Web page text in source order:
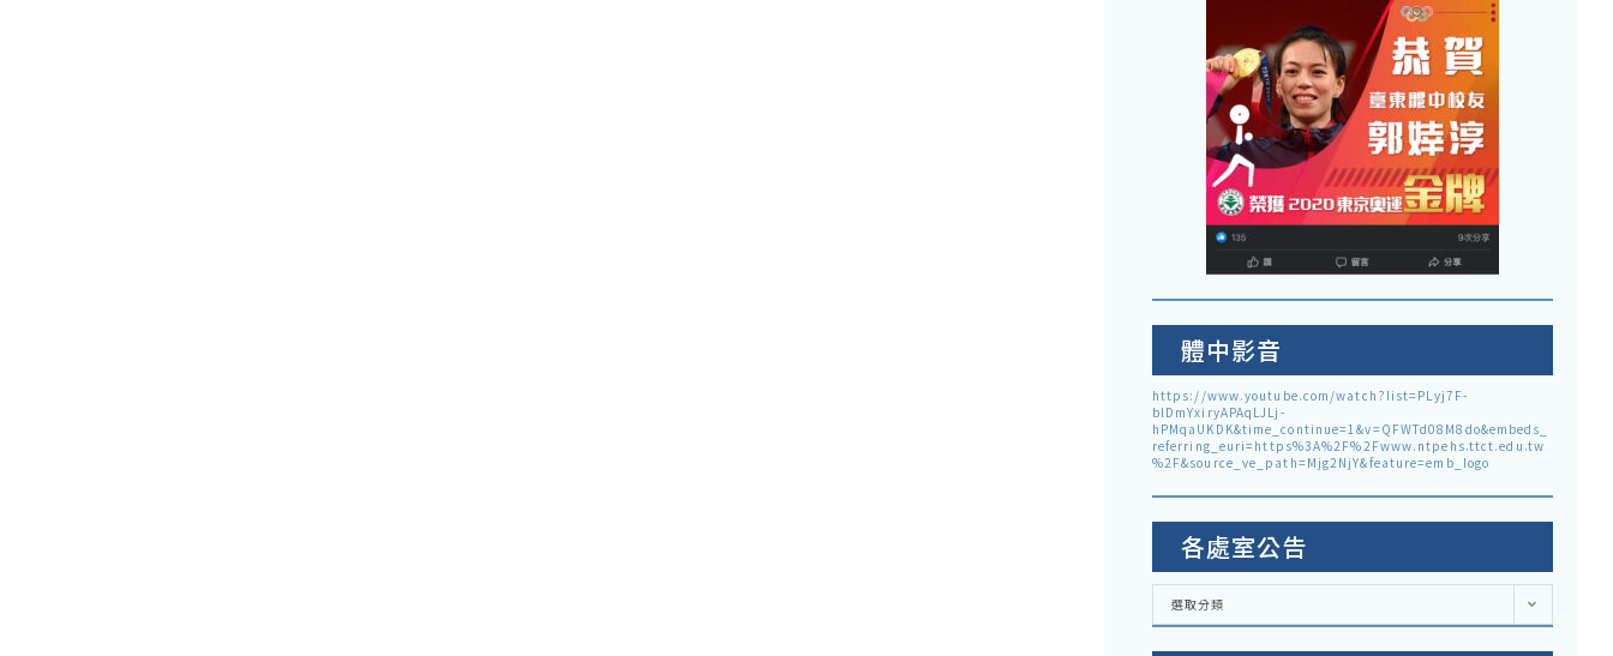
體中影音
https://www.youtube.com/watch?list=PLyj7F-
blDmYxiryAPAqLJLj-
hPMqaUKDK&time_continue=1&v=QFWTd08M8do&embeds_
referring_euri=https%3A%2F%2Fwww.ntpehs.ttct.edu.tw
%2F&source_ve_path=Mjg2NjY&feature=emb_logo
各處室公告
各
室
選取分類